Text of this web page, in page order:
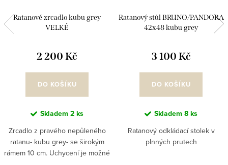
Ratanové zrcadlo kubu grey
VELKÉ
2 200 Kč
DO KOŠÍKU
Skladem 2 ks
Zrcadlo z pravého nepůleného
ratanu- kubu grey- se širokým
rámem 10 cm. Uchycení je možné
Ratanový stůl BRUNO/PANDORA
42x48 kubu grey
3 100 Kč
DO KOŠÍKU
Skladem 8 ks
Ratanový odkládací stolek v
plnných prutech